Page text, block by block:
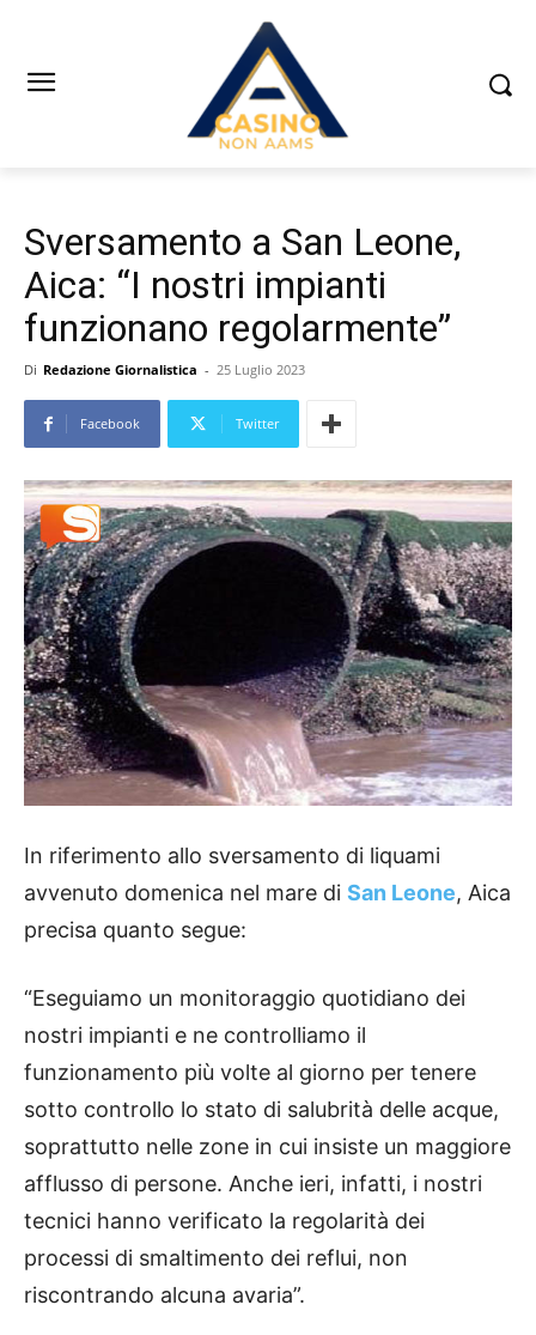
Sversamento a San Leone,
Aica: “I nostri impianti
funzionano regolarmente”
Di Redazione Giornalistica - 25 Luglio 2023
Facebook Twitter
In riferimento allo sversamento di liquami
avvenuto domenica nel mare di San Leone, Aica
precisa quanto segue:
“Eseguiamo un monitoraggio quotidiano dei
nostri impianti e ne controlliamo il
funzionamento più volte al giorno per tenere
sotto controllo lo stato di salubrità delle acque,
soprattutto nelle zone in cui insiste un maggiore
afflusso di persone. Anche ieri, infatti, i nostri
tecnici hanno verificato la regolarità dei
processi di smaltimento dei reflui, non
riscontrando alcuna avaria”.